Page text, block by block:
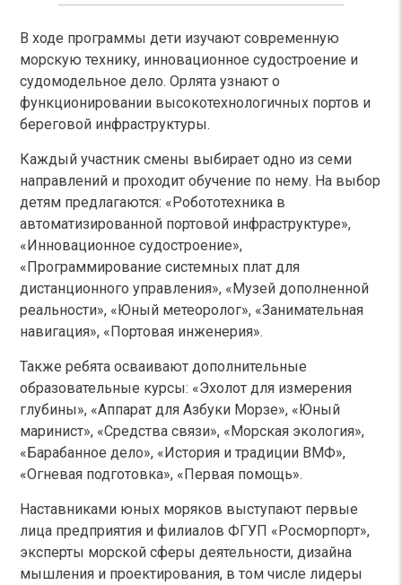
В ходе программы дети изучают современную
морскую технику, инновационное судостроение и
судомодельное дело. Орлята узнают о
функционировании высокотехнологичных портов и
береговой инфраструктуры.
Каждый участник смены выбирает одно из семи
направлений и проходит обучение по нему. На выбор
детям предлагаются: «Робототехника в
автоматизированной портовой инфраструктуре»,
«Инновационное судостроение»,
«Программирование системных плат для
дистанционного управления», «Музей дополненной
реальности», «Юный метеоролог», «Занимательная
навигация», «Портовая инженерия».
Также ребята осваивают дополнительные
образовательные курсы: «Эхолот для измерения
глубины», «Аппарат для Азбуки Морзе», «Юный
маринист», «Средства связи», «Морская экология»,
«Барабанное дело», «История и традиции ВМФ»,
«Огневая подготовка», «Первая помощь».
Наставниками юных моряков выступают первые
лица предприятия и филиалов ФГУП «Росморпорт»,
эксперты морской сферы деятельности, дизайна
мышления и проектирования, в том числе лидеры